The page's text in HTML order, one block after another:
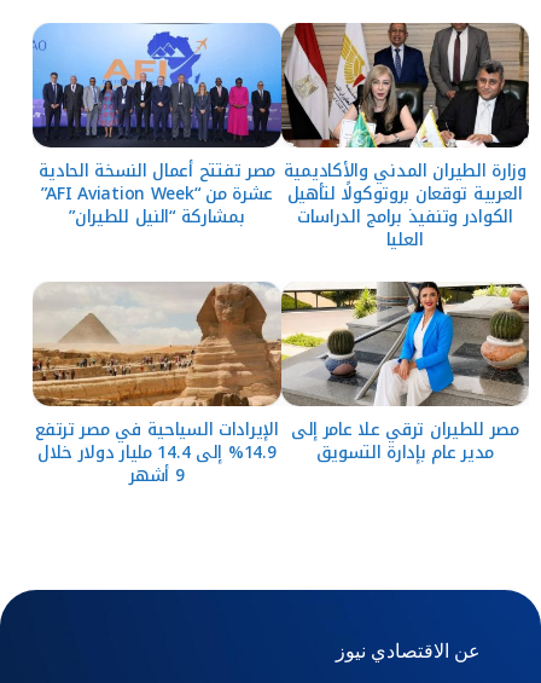
وزارة الطيران المدني والأكاديمية
العربية توقعان بروتوكولًا لتأهيل
الكوادر وتنفيذ برامج الدراسات
العليا
مصر تفتتح أعمال النسخة الحادية
عشرة من “AFI Aviation Week”
بمشاركة “النيل للطيران”
مصر للطيران ترقي علا عامر إلى
مدير عام بإدارة التسويق
الإيرادات السياحية في مصر ترتفع
14.9% إلى 14.4 مليار دولار خلال
9 أشهر
عن الاقتصادي نيوز